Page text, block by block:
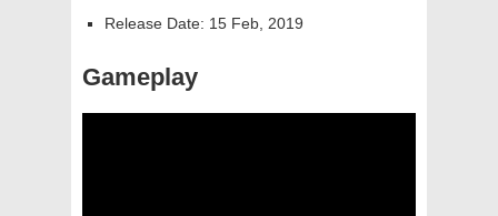
Release Date: 15 Feb, 2019
Gameplay